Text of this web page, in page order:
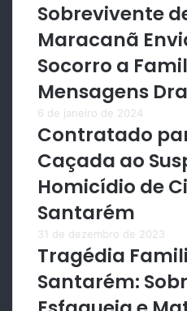
Sobrevivente
Maracanã
Socorro a
Mensagens
6 de janeiro de 2024
Contratado
Caçada ao
Homicídio de
Santarém
31 de dezembro de 2023
Tragédia
Santarém: